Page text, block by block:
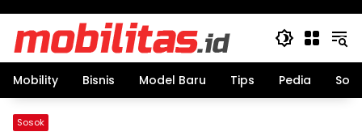
Mobility Bisnis Model Baru Tips Pedia
Sosok